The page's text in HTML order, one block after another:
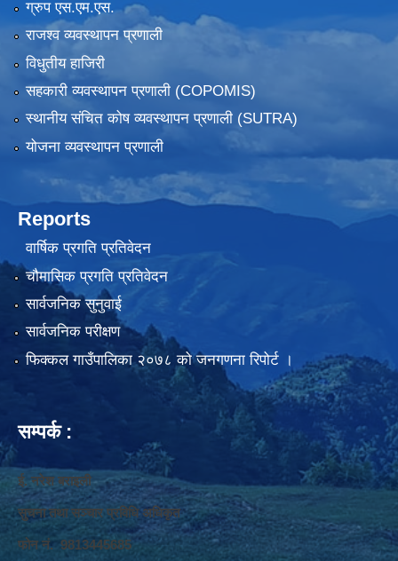
ग्रुप एस.एम.एस.
राजश्व व्यवस्थापन प्रणाली
विधुतीय हाजिरी
सहकारी व्यवस्थापन प्रणाली (COPOMIS)
स्थानीय संचित कोष व्यवस्थापन प्रणाली (SUTRA)
योजना व्यवस्थापन प्रणाली
Reports
वार्षिक प्रगति प्रतिवेदन
चौमासिक प्रगति प्रतिवेदन
सार्वजनिक सुनुवाई
सार्वजनिक परीक्षण
फिक्कल गाउँपालिका २०७८ को जनगणना रिपोर्ट ।
सम्पर्क :
ई. नरेश बराइली
सुचना तथा सञ्‍चार प्रविधि अधिकृत
फोन नं. 9813445685